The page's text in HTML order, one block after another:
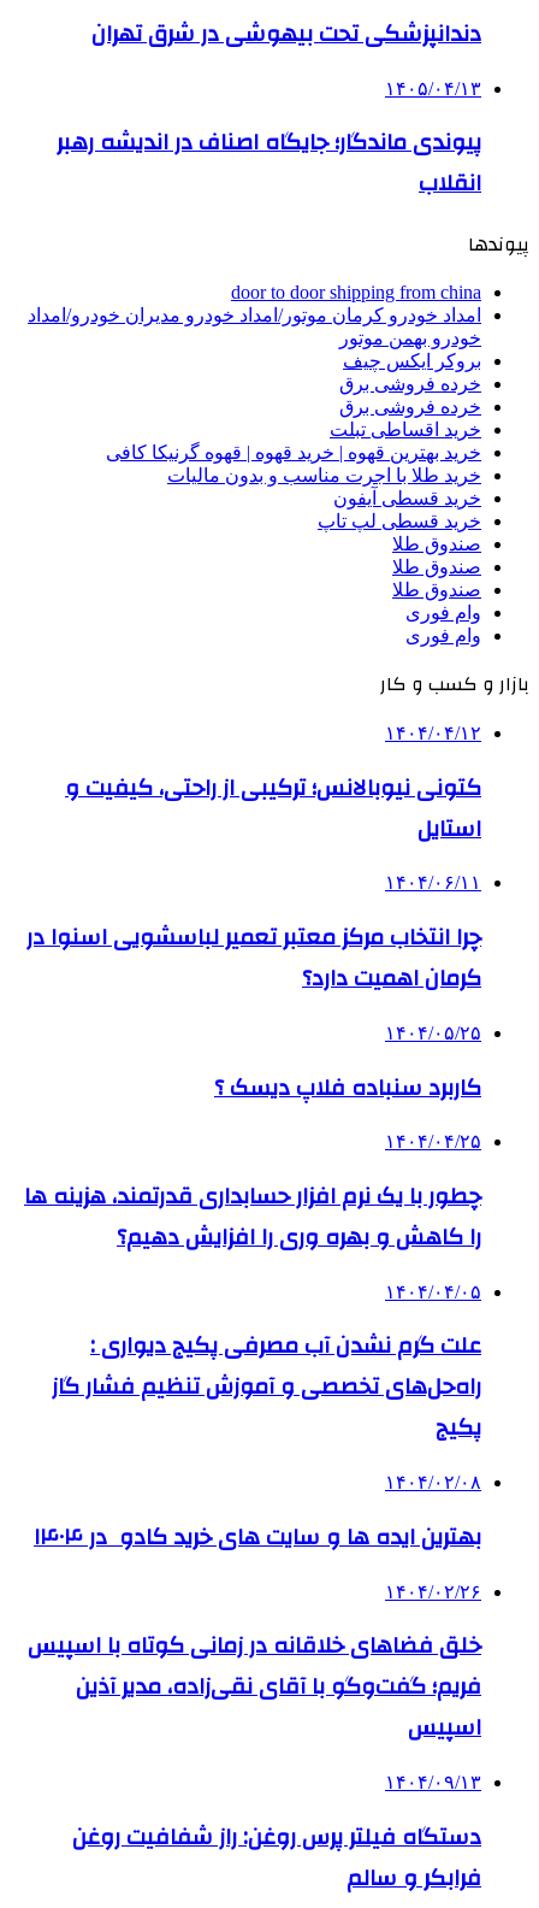
دندانپزشکی تحت بیهوشی در شرق تهران
۱۴۰۵/۰۴/۱۳
پیوندی ماندگار؛ جایگاه اصناف در اندیشه رهبر
انقلاب
پیوندها
door to door shipping from china
امداد خودرو کرمان موتور/امداد خودرو مدیران خودرو/امداد
خودرو بهمن موتور
بروکر ایکس چیف
خرده فروشی برق
خرده فروشی برق
خرید اقساطی تبلت
خرید بهترین قهوه | خرید قهوه | قهوه گرنیکا کافی
خرید طلا با اجرت مناسب و بدون مالیات
خرید قسطی آیفون
خرید قسطی لپ تاپ
صندوق طلا
صندوق طلا
صندوق طلا
وام فوری
وام فوری
بازار و کسب و کار
۱۴۰۴/۰۴/۱۲
کتونی نیوبالانس؛ ترکیبی از راحتی، کیفیت و
استایل
۱۴۰۴/۰۶/۱۱
چرا انتخاب مرکز معتبر تعمیر لباسشویی اسنوا در
کرمان اهمیت دارد؟
۱۴۰۴/۰۵/۲۵
کاربرد سنباده فلاپ دیسک ؟
۱۴۰۴/۰۴/۲۵
چطور با یک نرم افزار حسابداری قدرتمند، هزینه ها
را کاهش و بهره وری را افزایش دهیم؟
۱۴۰۴/۰۴/۰۵
علت گرم نشدن آب مصرفی پکیج دیواری :
راه‌حل‌های تخصصی و آموزش تنظیم فشار گاز
پکیج
۱۴۰۴/۰۲/۰۸
بهترین ایده ها و سایت های خرید کادو در ۱۴۰۴
۱۴۰۴/۰۲/۲۶
خلق فضاهای خلاقانه در زمانی کوتاه با اسپیس
فریم؛ گفت‌وگو با آقای نقی‌زاده، مدیر آذین
اسپیس
۱۴۰۴/۰۹/۱۳
دستگاه فیلتر پرس روغن: راز شفافیت روغن
فرابکر و سالم